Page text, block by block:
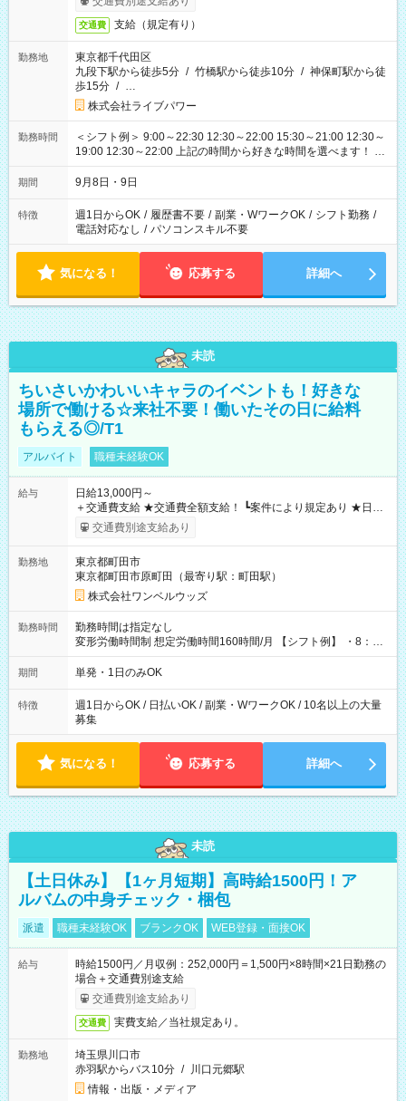
交通費 支給（規定有り）
勤務地
東京都千代田区
九段下駅から徒歩5分 / 竹橋駅から徒歩10分 / 神保町駅から徒
歩15分 / …
株式会社ライブパワー
勤務時間
＜シフト例＞ 9:00～22:30 12:30～22:00 15:30～21:00 12:30～
19:00 12:30～22:00 上記の時間から好きな時間を選べます！ ※
時間は変更となる可能性があります
期間 9月8日・9日
特徴 週1日からOK / 履歴書不要 / 副業・WワークOK / シフト勤務 /
電話対応なし / パソコンスキル不要
気になる！ 応募する 詳細へ
未読
ちいさいかわいいキャラのイベントも！好きな
場所で働ける☆来社不要！働いたその日に給料
もらえる◎/T1
アルバイト 職種未経験OK
給与
日給13,000円～
＋交通費支給 ★交通費全額支給！ ┗案件により規定あり ★日払
いOK！（規定あり） ┗働いたその日に現金GET♪ お仕事後はコ
ンビニATMから 日払い分を引き落とせます！ 【試用期間】試
交通費別途支給あり
勤務地
東京都町田市
東京都町田市原町田（最寄り駅：町田駅）
株式会社ワンベルウッズ
勤務時間
勤務時間は指定なし
変形労働時間制 想定労働時間160時間/月 【シフト例】 ・8：00
～21：00
期間 単発・1日のみOK
特徴
週1日からOK / 日払いOK / 副業・WワークOK / 10名以上の大量
募集
気になる！ 応募する 詳細へ
未読
【土日休み】【1ヶ月短期】高時給1500円！ア
ルバムの中身チェック・梱包
派遣 職種未経験OK ブランクOK WEB登録・面接OK
給与
時給1500円／月収例：252,000円＝1,500円×8時間×21日勤務の
場合＋交通費別途支給
交通費別途支給あり
交通費 実費支給／当社規定あり。
勤務地
埼玉県川口市
赤羽駅からバス10分 / 川口元郷駅
情報・出版・メディア